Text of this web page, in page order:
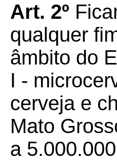
Art. 2º
qualquer
âmbito do
I -
cerveja e
Mato
a